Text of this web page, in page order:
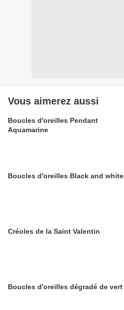
Vous aimerez aussi
Boucles d'oreilles Pendant
Aquamarine
Boucles d'oreilles Black and white
Créoles de la Saint Valentin
Boucles d'oreilles dégradé de vert